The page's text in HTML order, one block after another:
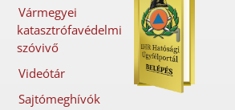
Vármegyei
katasztrófavédelmi
szóvivő
Videótár
Sajtómeghívók